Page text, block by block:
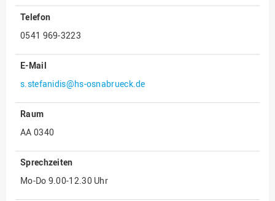
Personalentwicklung
Personalrat
Präsidialbüro
Projektmanagement Office
(PMO)
Recht
Science to Business GmbH
Telefon
0541 969-3223
E-Mail
s.stefanidis@hs-osnabrueck.de
Raum
AA 0340
Sprechzeiten
Mo-Do 9.00-12.30 Uhr